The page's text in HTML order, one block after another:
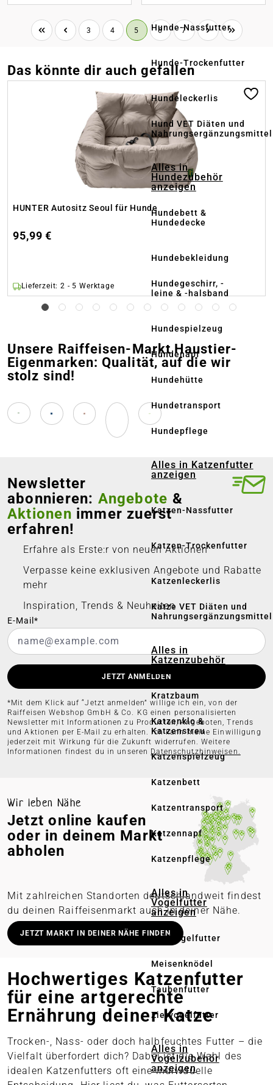
Hunde-Nassfutter
Hunde-Trockenfutter
Hundeleckerlis
Hund VET Diäten und
Nahrungsergänzungsmittel
Alles in
Hundezubehör
anzeigen
Hundebett &
Hundedecke
Hundebekleidung
Hundegeschirr, -
leine & -halsband
Hundespielzeug
Hundenapf
Hundehütte
Hundetransport
Hundepflege
Alles in Katzenfutter
anzeigen
Katzen-Nassfutter
Katzen-Trockenfutter
Katzenleckerlis
Katze VET Diäten und
Nahrungsergänzungsmittel
Alles in
Katzenzubehör
Kratzbaum
Katzenklo &
Katzenstreu
Katzenspielzeug
Katzenbett
Katzentransport
Katzennapf
Katzenpflege
Alles in
Vogelfutter
anzeigen
Wildvogelfutter
Meisenknödel
Taubenfutter
Ziervogelfutter
Alles in
Vogelzubehör
anzeigen
Seite
3 Seite
4 Seite
5 Seite
6 Seite
7
Das könnte dir auch gefallen
HUNTER Autositz Seoul für Hunde
95,99 €
Lieferzeit: 2 - 5 Werktage
Unsere Raiffeisen-Markt Haustier-
Eigenmarken: Qualität, auf die wir
stolz sind!
Newsletter
abonnieren: Angebote &
Aktionen immer zuerst
erfahren!
Erfahre als Erste:r von neuen Aktionen
Verpasse keine exklusiven Angebote und Rabatte
mehr
Inspiration, Trends & Neuheiten
E-Mail*
JETZT ANMELDEN
*Mit dem Klick auf “Jetzt anmelden” willige ich ein, von der
Raiffeisen Webshop GmbH & Co. KG einen personalisierten
Newsletter mit Informationen zu Produkten, Angeboten, Trends
und Aktionen per E-Mail zu erhalten. Ich kann meine Einwilligung
jederzeit mit Wirkung für die Zukunft widerrufen. Weitere
Informationen findest du in unseren Datenschutzhinweisen.
Wir leben Nähe
Jetzt online kaufen
oder in deinem Markt
abholen
Mit zahlreichen Standorten deutschlandweit findest
du deinen Raiffeisenmarkt auch in deiner Nähe.
Deutschlandweit stationäre Märkte
Lieferung in deinen Wunschmarkt
Persönliche Beratung vor Ort
Online bestellen – regional abholen
JETZT MARKT IN DEINER NÄHE FINDEN
Hochwertiges Katzenfutter
für eine artgerechte
Ernährung deiner Katze
Trocken-, Nass- oder doch halbfeuchtes Futter – die
Vielfalt überfordert dich? Dabei ist die Wahl des
idealen Katzenfutters oft eine individuelle